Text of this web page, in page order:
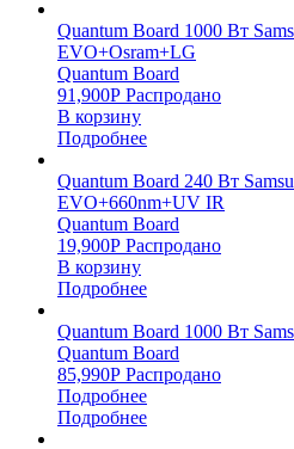
Quantum Board 1000 Вт
EVO+Osram+LG
Quantum Board
91,900Р Распродано
В корзину
Подробнее
Quantum Board 240 Вт
EVO+660nm+UV IR
Quantum Board
19,900Р Распродано
В корзину
Подробнее
Quantum Board 1000 Вт
Quantum Board
85,990Р Распродано
Подробнее
Подробнее